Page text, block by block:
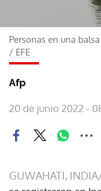
Personas en una
/ EFE
Afp
20 de junio 2022 -
GUWAHATI,